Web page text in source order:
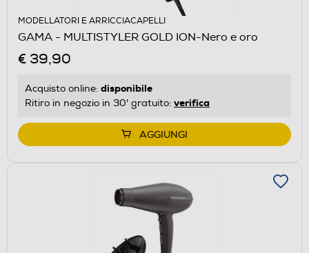
MODELLATORI E ARRICCIACAPELLI
GAMA - MULTISTYLER GOLD ION-Nero e oro
€ 39,90
Acquisto online: disponibile
Ritiro in negozio in 30' gratuito: verifica
AGGIUNGI